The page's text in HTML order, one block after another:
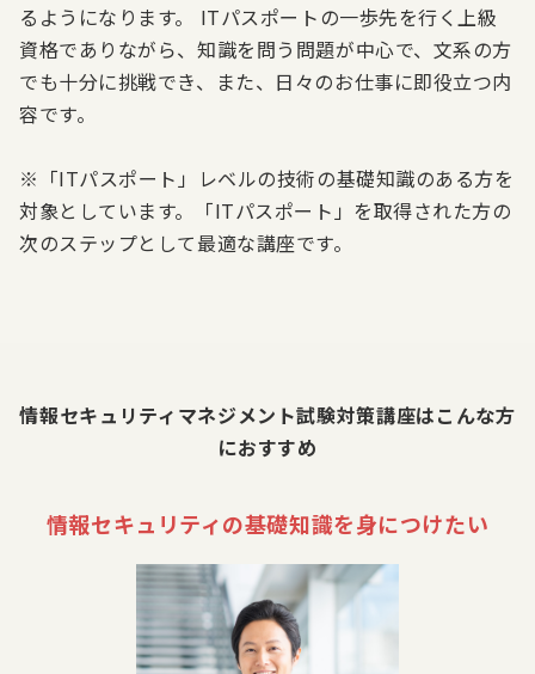
るようになります。 ITパスポートの一歩先を行く上級
資格でありながら、知識を問う問題が中心で、文系の方
でも十分に挑戦でき、また、日々のお仕事に即役立つ内
容です。
※「ITパスポート」レベルの技術の基礎知識のある方を
対象としています。「ITパスポート」を取得された方の
次のステップとして最適な講座です。
情報セキュリティマネジメント試験対策講座はこんな方
におすすめ
情報セキュリティの基礎知識を身につけたい